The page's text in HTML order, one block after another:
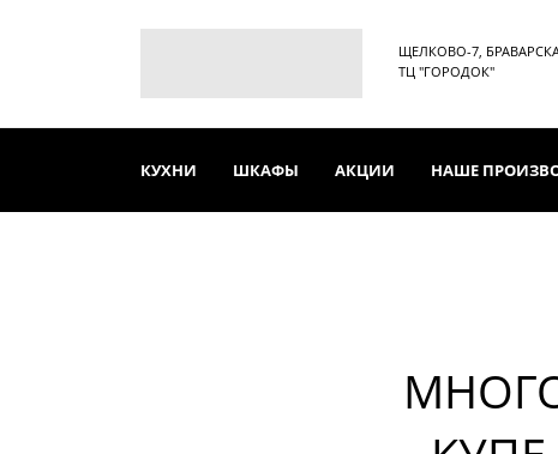
ЩЕЛКОВО-7,
ТЦ "ГОРОДОК"
КУХНИ ШКАФЫ АКЦИИ НАШЕ